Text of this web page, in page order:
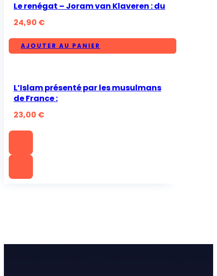
Le renégat – Joram van Klaveren : du
24,90 €
AJOUTER AU PANIER
L’Islam présenté par les musulmans
de France :
23,00 €